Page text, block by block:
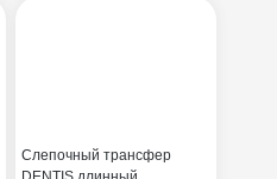
Слепочный трансфер